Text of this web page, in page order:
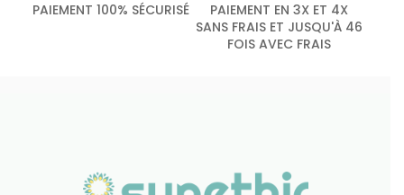
PAIEMENT 100% SÉCURISÉ
PAIEMENT EN 3X ET 4X
SANS FRAIS ET JUSQU'À 46
FOIS AVEC FRAIS